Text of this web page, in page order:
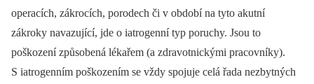
operacích, zákrocích, porodech či v období na tyto akutní
zákroky navazující, jde o iatrogenní typ poruchy. Jsou to
poškození způsobená lékařem (a zdravotnickými pracovníky).
S iatrogenním poškozením se vždy spojuje celá řada nezbytných